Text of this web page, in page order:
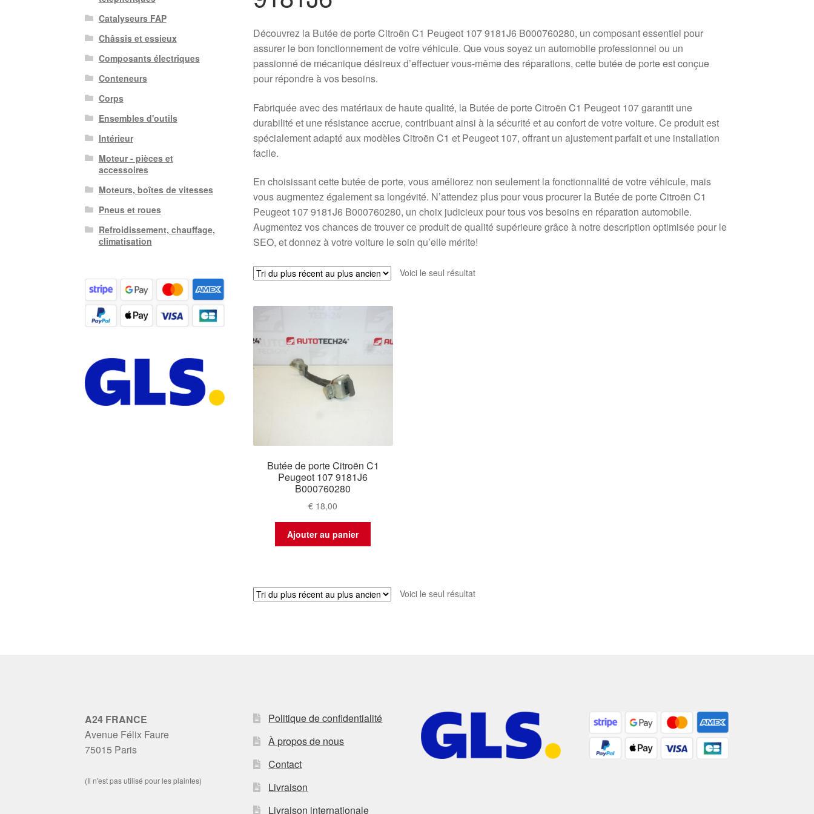
Découvrez la Butée de porte Citroën C1 Peugeot 107 9181J6 B000760280, un composant essentiel pour
assurer le bon fonctionnement de votre véhicule. Que vous soyez un automobile professionnel ou un
passionné de mécanique désireux d’effectuer vous-même des réparations, cette butée de porte est conçue
pour répondre à vos besoins.
Fabriquée avec des matériaux de haute qualité, la Butée de porte Citroën C1 Peugeot 107 garantit une
durabilité et une résistance accrue, contribuant ainsi à la sécurité et au confort de votre voiture. Ce produit est
spécialement adapté aux modèles Citroën C1 et Peugeot 107, offrant un ajustement parfait et une installation
facile.
En choisissant cette butée de porte, vous améliorez non seulement la fonctionnalité de votre véhicule, mais
vous augmentez également sa longévité. N’attendez plus pour vous procurer la Butée de porte Citroën C1
Peugeot 107 9181J6 B000760280, un choix judicieux pour tous vos besoins en réparation automobile.
Augmentez vos chances de trouver ce produit de qualité supérieure grâce à notre description optimisée pour le
SEO, et donnez à votre voiture le soin qu’elle mérite!
Voici le seul résultat
Butée de porte Citroën C1
Peugeot 107 9181J6
B000760280
€ 18,00
Ajouter au panier
Voici le seul résultat
Catalyseurs FAP
Châssis et essieux
Composants électriques
Conteneurs
Corps
Ensembles d'outils
Intérieur
Moteur - pièces et
accessoires
Moteurs, boîtes de vitesses
Pneus et roues
Refroidissement, chauffage,
climatisation
A24 FRANCE
Avenue Félix Faure
75015 Paris
(Il n'est pas utilisé pour les plaintes)
Politique de confidentialité
À propos de nous
Contact
Livraison
Livraison internationale